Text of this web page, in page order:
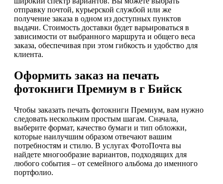
отправку почтой, курьерской службой или же
получение заказа в одном из доступных пунктов
выдачи. Стоимость доставки будет варьироваться в
зависимости от выбранного маршрута и общего веса
заказа, обеспечивая при этом гибкость и удобство для
клиента.
Оформить заказ на печать
фотокниги Премиум в г Бийск
Чтобы заказать печать фотокниги Премиум, вам нужно
следовать нескольким простым шагам. Сначала,
выберите формат, качество бумаги и тип обложки,
которые наилучшим образом отвечают вашим
потребностям и стилю. В услугах ФотоПочта вы
найдете многообразие вариантов, подходящих для
любого события – от семейного альбома до именного
портфолио.